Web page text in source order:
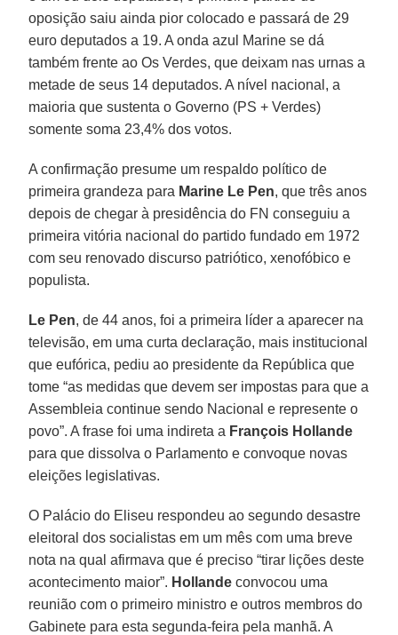
oposição saiu ainda pior colocado e passará de 29
euro deputados a 19. A onda azul Marine se dá
também frente ao Os Verdes, que deixam nas urnas a
metade de seus 14 deputados. A nível nacional, a
maioria que sustenta o Governo (PS + Verdes)
somente soma 23,4% dos votos.
A confirmação presume um respaldo político de
primeira grandeza para Marine Le Pen, que três anos
depois de chegar à presidência do FN conseguiu a
primeira vitória nacional do partido fundado em 1972
com seu renovado discurso patriótico, xenofóbico e
populista.
Le Pen, de 44 anos, foi a primeira líder a aparecer na
televisão, em uma curta declaração, mais institucional
que eufórica, pediu ao presidente da República que
tome “as medidas que devem ser impostas para que a
Assembleia continue sendo Nacional e represente o
povo”. A frase foi uma indireta a François Hollande
para que dissolva o Parlamento e convoque novas
eleições legislativas.
O Palácio do Eliseu respondeu ao segundo desastre
eleitoral dos socialistas em um mês com uma breve
nota na qual afirmava que é preciso “tirar lições deste
acontecimento maior”. Hollande convocou uma
reunião com o primeiro ministro e outros membros do
Gabinete para esta segunda-feira pela manhã. A